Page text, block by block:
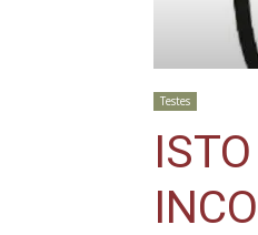
Testes